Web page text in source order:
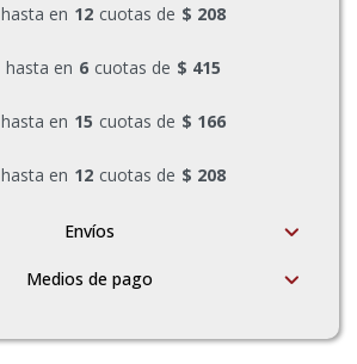
hasta en 12 cuotas de $ 208
hasta en 6 cuotas de $ 415
hasta en 15 cuotas de $ 166
hasta en 12 cuotas de $ 208
Envíos
Medios de pago